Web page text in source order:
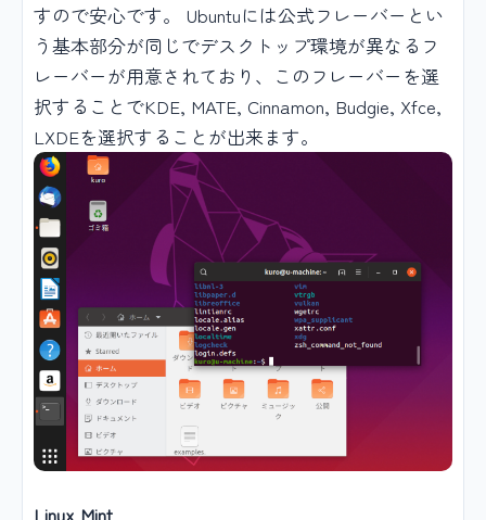
すので安心です。 Ubuntuには公式フレーバーとい
う基本部分が同じでデスクトップ環境が異なるフ
レーバーが用意されており、このフレーバーを選
択することでKDE, MATE, Cinnamon, Budgie, Xfce,
LXDEを選択することが出来ます。
Linux Mint